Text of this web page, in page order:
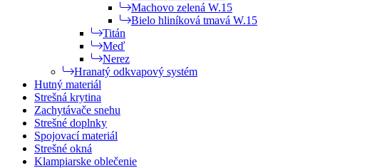
Machovo zelená W.15
Bielo hliníková tmavá W.15
Titán
Meď
Nerez
Hranatý odkvapový systém
Hutný materiál
Strešná krytina
Zachytávače snehu
Strešné doplnky
Spojovací materiál
Strešné okná
Klampiarske oblečenie